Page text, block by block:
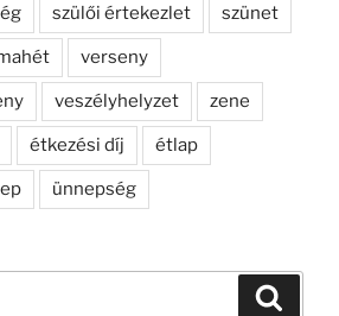
szülői értekezlet szünet
verseny
veszélyhelyzet zene
étkezési díj étlap
ünnepség